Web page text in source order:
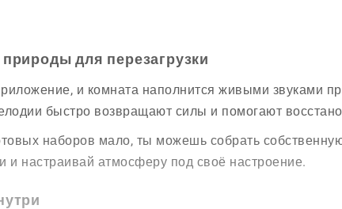
для перезагрузки
и комната наполнится живыми звуками
быстро возвращают силы и помогают
наборов мало, ты можешь собрать
и настраивай атмосферу под своё настроение.